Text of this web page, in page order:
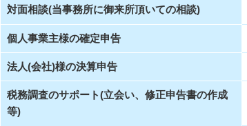
対面相談(当事務所に御来所頂いての相談)
個人事業主様の確定申告
法人(会社)様の決算申告
税務調査のサポート(立会い、修正申告書の作成
等)